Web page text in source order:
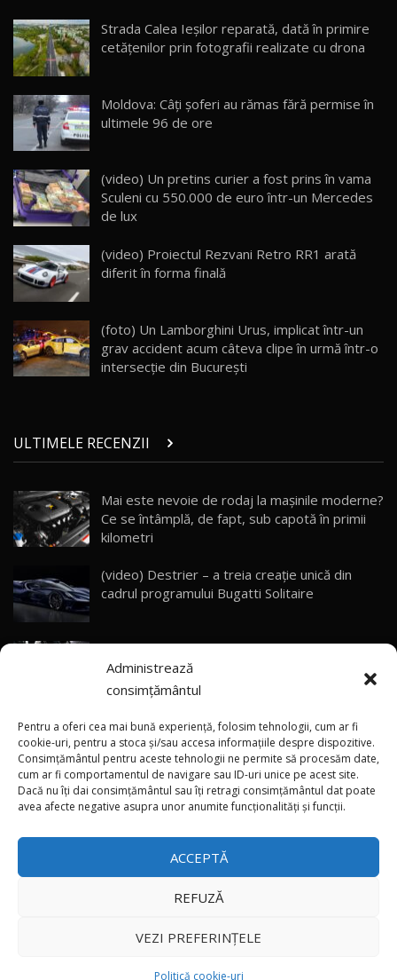
Administrează
consimțământul
Pentru a oferi cea mai bună experiență, folosim tehnologii, cum ar fi
cookie-uri, pentru a stoca și/sau accesa informațiile despre dispozitive.
Consimțământul pentru aceste tehnologii ne permite să procesăm date,
cum ar fi comportamentul de navigare sau ID-uri unice pe acest site.
Dacă nu îți dai consimțământul sau îți retragi consimțământul dat poate
avea afecte negative asupra unor anumite funcționalități și funcții.
ACCEPTĂ
REFUZĂ
VEZI PREFERINȚELE
Politică cookie-uri
22
Noua Mazda 6e / Test Drive AutoBlog.MD
26:59
23
Lynk & Co 01 / Test Drive AutoBlog.MD
25:19
24
ZEEKR 009: Cel mai Performant și Confortabil
Van Electric Testat în Moldova / AutoBlog.MD
26:38
25
mai Exclusiv și Puternic Defender Testat în
Moldova
32:21
26
AutoBlog.MD
10:57
Test Drive: Noile modele FENDT! Cum e să
28
Noul Geely Monjaro 2025! Mai ieftin și mai
dotat / Test Drive AutoBlog.MD
29
ZEEKR 9X - PRIMUL TEST DRIVE ÎN ROMÂNĂ!
CUM SE CONDUCE?
33:40
30
Primele impresii despre BYD Seal U DM-i,
Sealion 7 și Seal 5 DM-i / Test Drive
AutoBlog.MD
13:56
Noul Volvo EX90 / Test Drive AutoBlog.MD
32:06
33
MG RX5 - își merită banii? / Test Drive
AutoBlog.MD
34
Noul DACIA DUSTER DIESEL! Primul test drive în
română
Noul Mercedes-Benz E 350 e - cât consumă?! /
Test Drive AutoBlog.MD
Strada Calea Ieşilor reparată, dată în primire
cetăţenilor prin fotografii realizate cu drona
Moldova: Câţi şoferi au rămas fără permise în
ultimele 96 de ore
(video) Un pretins curier a fost prins în vama
Sculeni cu 550.000 de euro într-un Mercedes
de lux
(video) Proiectul Rezvani Retro RR1 arată
diferit în forma finală
(foto) Un Lamborghini Urus, implicat într-un
grav accident acum câteva clipe în urmă într-o
intersecţie din București
ULTIMELE RECENZII
Mai este nevoie de rodaj la mașinile moderne?
Ce se întâmplă, de fapt, sub capotă în primii
kilometri
(video) Destrier – a treia creație unică din
cadrul programului Bugatti Solitaire
(video) SRT prezintă tehnologia eBoost Air
care elimină decalajul turbo
ANRE: Detensionarea relativă a situației din
Golf influențează prețurile la carburanți în
Moldova
(foto/video) Imaginea zilei: Și în SUA polițiștii
uneori „stau în tufari”
×